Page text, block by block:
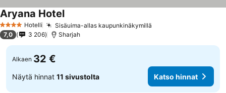
4 Tähtiluokitus
Hotelli Sisäuima-allas kaupunkinäkymillä
Aryana Hotel
7,0 3 206 Sharjah
Alkaen 32 €
Näytä hinnat 11 sivustolta Katso hinnat